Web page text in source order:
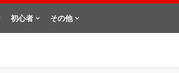
初心者 その他